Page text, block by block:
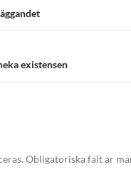
existensen
Obligatoriska fält är